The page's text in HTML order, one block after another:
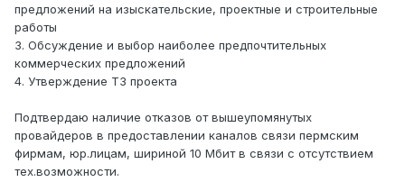
предложений на изыскательские, проектные и строительные
работы
3. Обсуждение и выбор наиболее предпочтительных
коммерческих предложений
4. Утверждение ТЗ проекта
Подтвердаю наличие отказов от вышеупомянутых
провайдеров в предоставлении каналов связи пермским
фирмам, юр.лицам, шириной 10 Мбит в связи с отсутствием
тех.возможности.